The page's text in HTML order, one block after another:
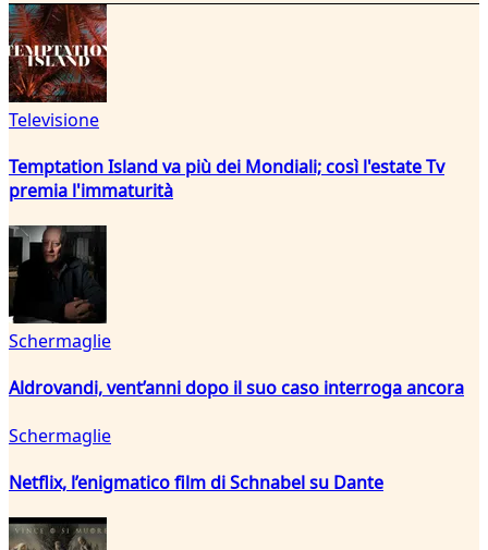
Televisione
Temptation Island va più dei Mondiali; così l'estate Tv
premia l'immaturità
Schermaglie
Aldrovandi, vent’anni dopo il suo caso interroga ancora
Schermaglie
Netflix, l’enigmatico film di Schnabel su Dante